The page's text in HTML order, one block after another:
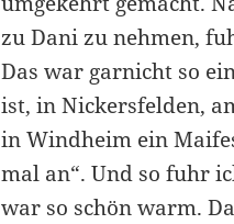
zu Dani zu nehmen,
Das war garnicht so
ist, in Nickersfelden,
in Windheim ein
mal an“. Und so fuhr
war so schön warm.